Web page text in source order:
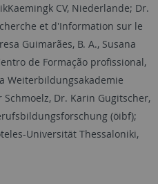
CV, Niederlande; Dr.
et d'Information sur le
Guimarães, B. A., Susana
de Formação profissional,
Weiterbildungsakademie
Dr. Karin Gugitscher,
(öibf);
Universität Thessaloniki,